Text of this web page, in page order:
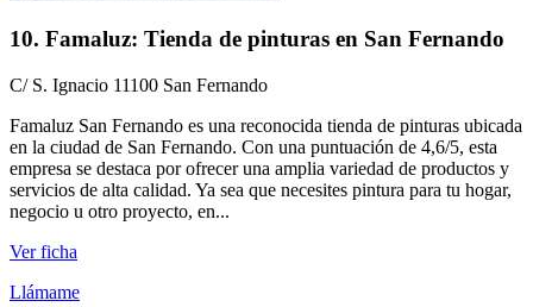
10. Famaluz: Tienda de pinturas en San Fernando
C/ S. Ignacio 11100 San Fernando
Famaluz San Fernando es una reconocida tienda de pinturas ubicada
en la ciudad de San Fernando. Con una puntuación de 4,6/5, esta
empresa se destaca por ofrecer una amplia variedad de productos y
servicios de alta calidad. Ya sea que necesites pintura para tu hogar,
negocio u otro proyecto, en...
Ver ficha
Llámame